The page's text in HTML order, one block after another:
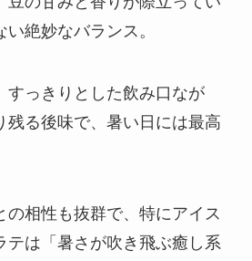
絶妙なバランス。
すっきりとした飲み口なが
残る後味で、暑い日には最高
の相性も抜群で、特にアイス
テは「暑さが吹き飛ぶ癒し系